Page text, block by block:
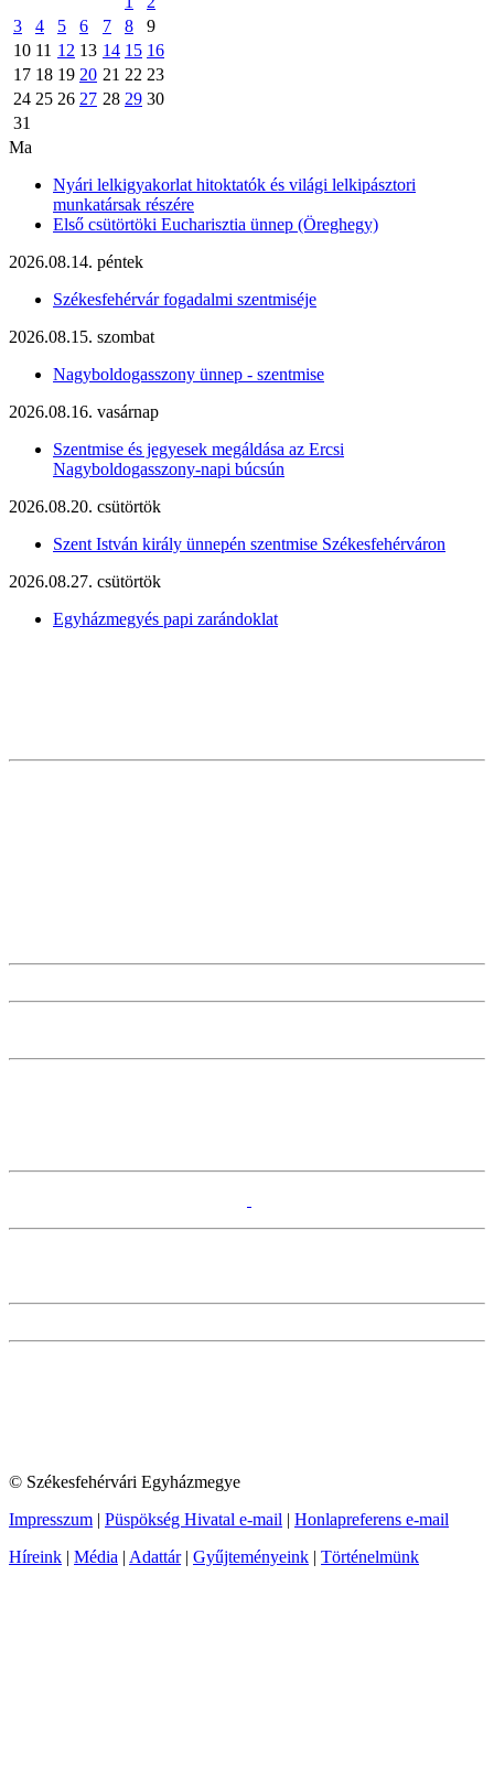
3
4 5 6 7 8
9
10 11 12 13 14 15 16
17 18 19 20 21 22 23
24 25 26 27 28 29 30
31
Ma
Nyári lelkigyakorlat hitoktatók és világi lelkipásztori
munkatársak részére
Első csütörtöki Eucharisztia ünnep (Öreghegy)
2026.08.14. péntek
Székesfehérvár fogadalmi szentmiséje
2026.08.15. szombat
Nagyboldogasszony ünnep - szentmise
2026.08.16. vasárnap
Szentmise és jegyesek megáldása az Ercsi
Nagyboldogasszony-napi búcsún
2026.08.20. csütörtök
Szent István király ünnepén szentmise Székesfehérváron
2026.08.27. csütörtök
Egyházmegyés papi zarándoklat
© Székesfehérvári Egyházmegye
Impresszum | Püspökség Hivatal e-mail | Honlapreferens e-mail
Híreink | Média | Adattár| Gyűjteményeink | Történelmünk